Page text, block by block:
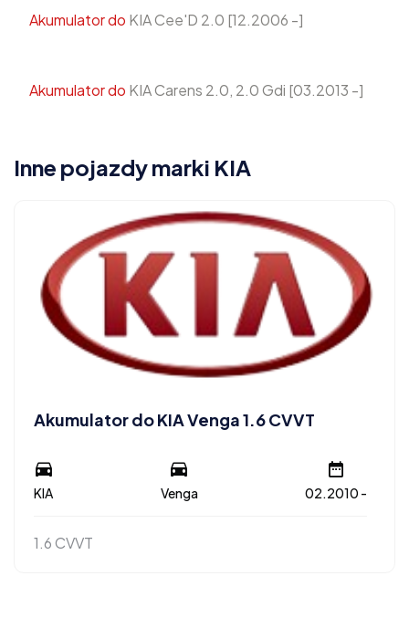
Akumulator do KIA Cee'D 2.0 [12.2006 -]
Akumulator do KIA Carens 2.0, 2.0 Gdi [03.2013 -]
Inne pojazdy marki KIA
Akumulator do KIA Venga 1.6 CVVT
KIA Venga 02.2010 -
1.6 CVVT